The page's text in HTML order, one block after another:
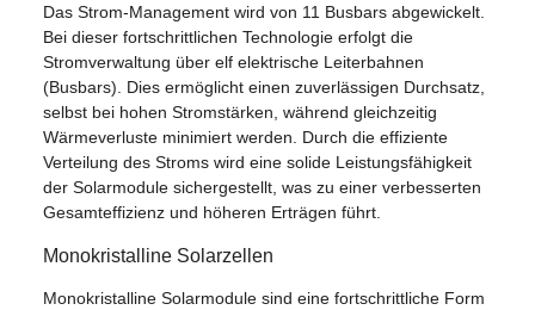
Das Strom-Management wird von 11 Busbars abgewickelt.
Bei dieser fortschrittlichen Technologie erfolgt die
Stromverwaltung über elf elektrische Leiterbahnen
(Busbars). Dies ermöglicht einen zuverlässigen Durchsatz,
selbst bei hohen Stromstärken, während gleichzeitig
Wärmeverluste minimiert werden. Durch die effiziente
Verteilung des Stroms wird eine solide Leistungsfähigkeit
der Solarmodule sichergestellt, was zu einer verbesserten
Gesamteffizienz und höheren Erträgen führt.
Monokristalline Solarzellen
Monokristalline Solarmodule sind eine fortschrittliche Form